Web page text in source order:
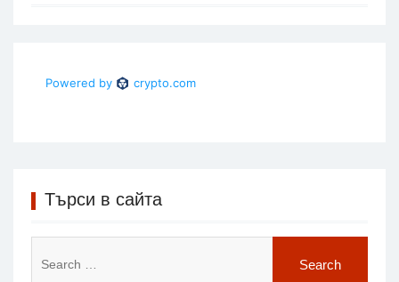
Търси в сайта
for: